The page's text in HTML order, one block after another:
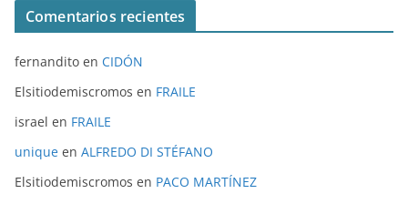
Comentarios recientes
fernandito en CIDÓN
Elsitiodemiscromos en FRAILE
israel en FRAILE
unique en ALFREDO DI STÉFANO
Elsitiodemiscromos en PACO MARTÍNEZ